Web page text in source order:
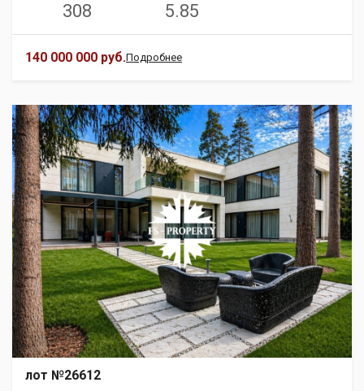
308 5.85
140 000 000 руб.Подробнее
лот №26612